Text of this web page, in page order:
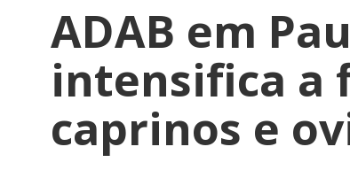
ADAB em
intensifica a
caprinos e